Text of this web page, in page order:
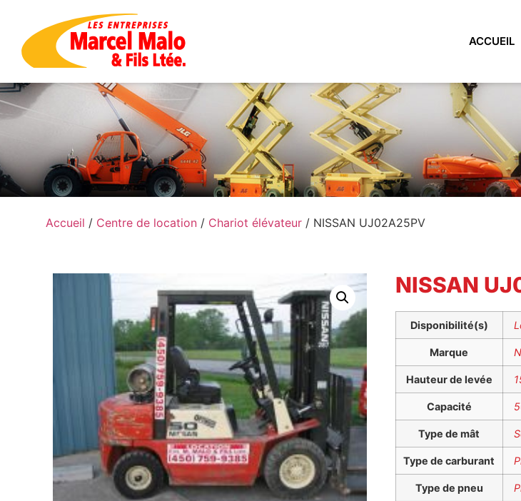
ACCUEIL
Accueil / Centre de location/ Chariot élévateur/ NISSAN UJ02A25PV
NISSAN
Disponibilité(s)
Marque
Hauteur de levée
Capacité
Type de mât
Type de carburant
Type de pneu